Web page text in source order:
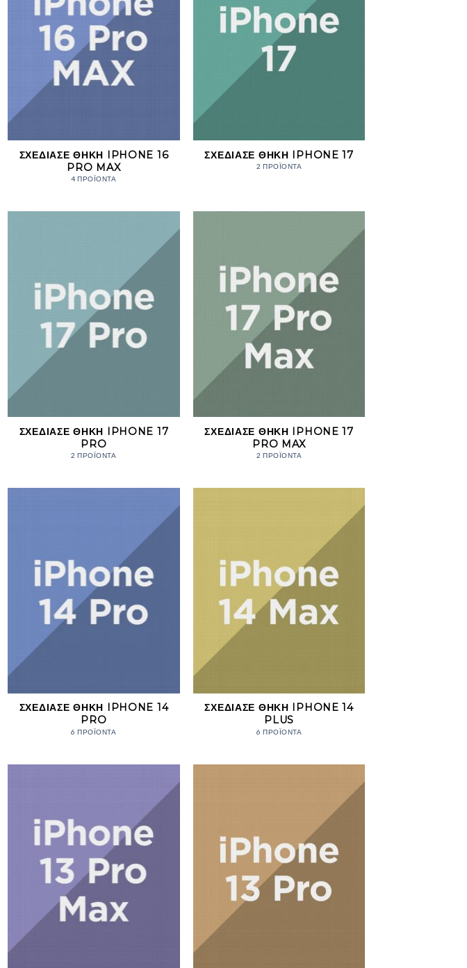
ΣΧΕΔΊΑΣΕ ΘΉΚΗ IPHONE 16
PRO MAX
4 ΠΡΟΪΌΝΤΑ
ΣΧΕΔΊΑΣΕ ΘΉΚΗ IPHONE 17
2 ΠΡΟΪΌΝΤΑ
ΣΧΕΔΊΑΣΕ ΘΉΚΗ IPHONE 17
PRO
2 ΠΡΟΪΌΝΤΑ
ΣΧΕΔΊΑΣΕ ΘΉΚΗ IPHONE 17
PRO MAX
2 ΠΡΟΪΌΝΤΑ
ΣΧΕΔΊΑΣΕ ΘΉΚΗ IPHONE 14
PRO
6 ΠΡΟΪΌΝΤΑ
ΣΧΕΔΊΑΣΕ ΘΉΚΗ IPHONE 14
PLUS
6 ΠΡΟΪΌΝΤΑ